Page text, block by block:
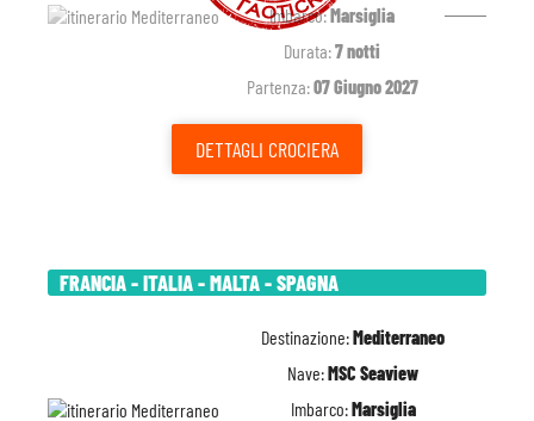
Imbarco:Marsiglia
Durata:7 notti
Partenza:07 Giugno 2027
DETTAGLI CROCIERA
FRANCIA - ITALIA - MALTA - SPAGNA
Destinazione:Mediterraneo
Nave:MSC Seaview
Imbarco:Marsiglia